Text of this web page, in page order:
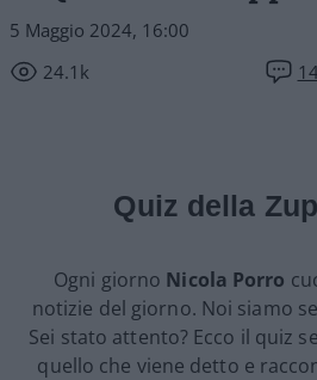
5 Maggio 2024, 16:00
24.1k
14
Quiz della
Ogni giorno Nicola Porro
notizie del giorno. Noi siamo
Sei stato attento? Ecco il quiz
quello che viene detto e